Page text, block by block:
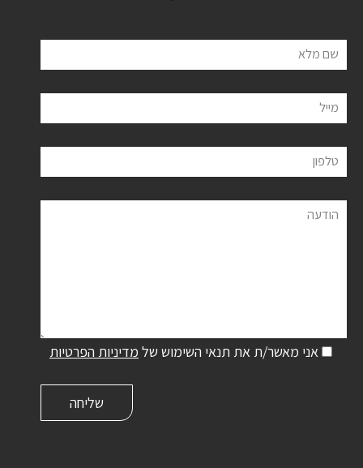
שם מלא
מייל
טלפון
הודעה
אני מאשר/ת את תנאי השימוש של מדיניות הפרטיות